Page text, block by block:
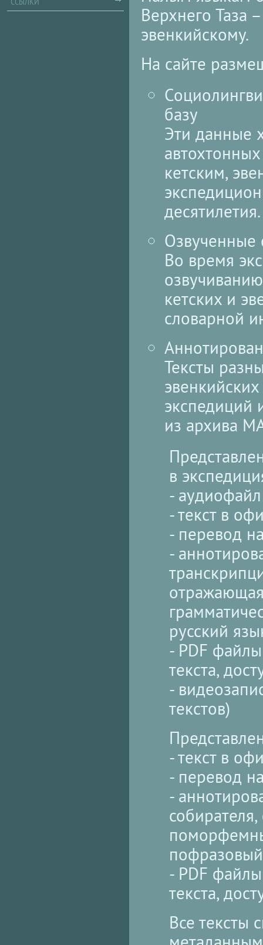
Верхнего Таза
эвенкийскому.
На сайте
базу
Эти данные
кетским,
десятилетия.
Озвученные
Во время
кетских и
словарной
Тексты
экспедиций
из архива
в
- аудиофайл
- текст в
- перевод
-
русский
- PDF
текста,
-
текстов)
- текст в
- перевод
-
- PDF
текста,
Все тексты